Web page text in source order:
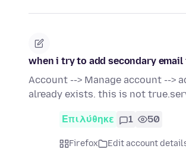
when i try to add secondary
Account --> Manage account -->
already exists. this is not
Επιλύθηκε 1 50
Firefox Edit account